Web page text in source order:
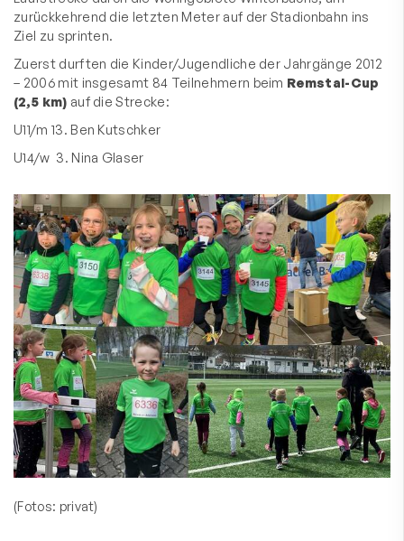
zurückkehrend die letzten Meter auf der Stadionbahn ins
Ziel zu sprinten.
Zuerst durften die Kinder/Jugendliche der Jahrgänge 2012
– 2006 mit insgesamt 84 Teilnehmern beim Remstal-Cup
(2,5 km) auf die Strecke:
U11/m 13. Ben Kutschker
U14/w 3. Nina Glaser
(Fotos: privat)